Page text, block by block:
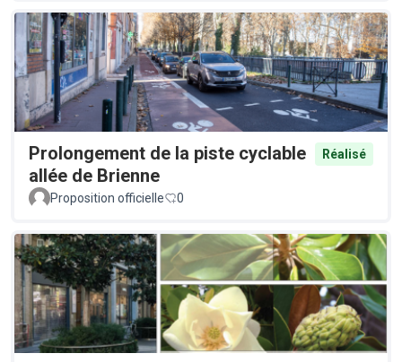
Prolongement de la piste cyclable
allée de Brienne
Réalisé
Proposition officielle 0